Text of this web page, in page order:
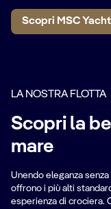
Scopri MSC
LA NOSTRA FLOTTA
Scopri la
mare
Unendo eleganza
offrono i più alti
esperienza di crociera.